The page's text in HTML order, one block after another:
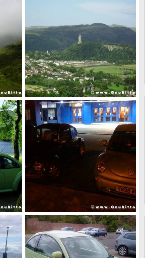
Le Foto dei Membri!
Avalon
18 Novembre 2009
0
0
Le Foto dei Membri!
Avalon
15 Novembre 2009
0
0